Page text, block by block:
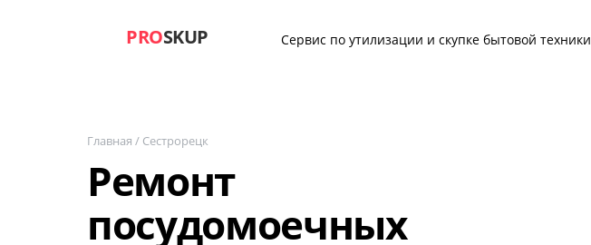
PROSKUP Сервис по утилизации и скупке бытовой техники
Главная / Сестрорецк
Ремонт
посудомоечных